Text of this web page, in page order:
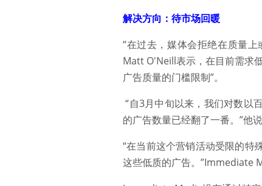
解决方向：待市场回暖
“在过去，媒体会拒绝在质量
Matt O'Neill表示，在目前需求
广告质量的门槛限制”。
“自3月中旬以来，我们对数以
的广告数量已经翻了一番。”他说
“在当前这个营销活动受限的特
这些低质的广告。”Immediate